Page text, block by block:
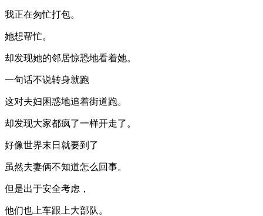
我正在匆忙打包。
她想帮忙。
却发现她的邻居惊恐地看着她。
一句话不说转身就跑
这对夫妇困惑地追着街道跑。
却发现大家都疯了一样开走了。
好像世界末日就要到了
虽然夫妻俩不知道怎么回事。
但是出于安全考虑，
他们也上车跟上大部队。